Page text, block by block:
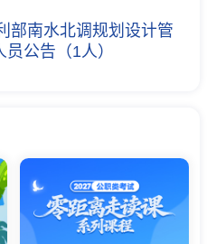
部南水北调规划设计管
公告（1人）